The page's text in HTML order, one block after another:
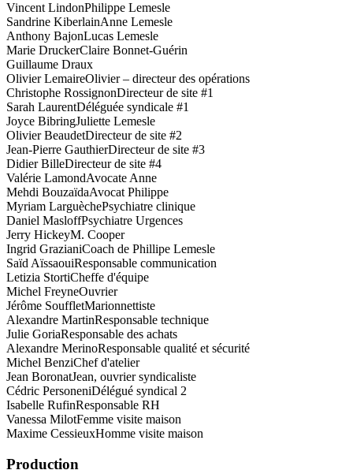
Vincent LindonPhilippe Lemesle
Sandrine KiberlainAnne Lemesle
Anthony BajonLucas Lemesle
Marie DruckerClaire Bonnet-Guérin
Guillaume Draux
Olivier LemaireOlivier – directeur des opérations
Christophe RossignonDirecteur de site #1
Sarah LaurentDéléguée syndicale #1
Joyce BibringJuliette Lemesle
Olivier BeaudetDirecteur de site #2
Jean-Pierre GauthierDirecteur de site #3
Didier BilleDirecteur de site #4
Valérie LamondAvocate Anne
Mehdi BouzaïdaAvocat Philippe
Myriam LarguèchePsychiatre clinique
Daniel MasloffPsychiatre Urgences
Jerry HickeyM. Cooper
Ingrid GrazianiCoach de Phillipe Lemesle
Saïd AïssaouiResponsable communication
Letizia StortiCheffe d'équipe
Michel FreyneOuvrier
Jérôme SouffletMarionnettiste
Alexandre MartinResponsable technique
Julie GoriaResponsable des achats
Alexandre MerinoResponsable qualité et sécurité
Michel BenziChef d'atelier
Jean BoronatJean, ouvrier syndicaliste
Cédric PersoneniDélégué syndical 2
Isabelle RufinResponsable RH
Vanessa MilotFemme visite maison
Maxime CessieuxHomme visite maison
Production